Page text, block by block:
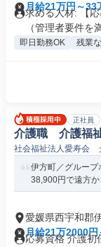
月給21万円～33
求める人材: 【
（管理者要件を
即日勤務OK 残業
正社員
介護職 介護福
社会福祉法人愛寿会
伊方町／グループ
38,900円で遠方
愛媛県西宇和郡
月給21万2000円
応募資格 介護初